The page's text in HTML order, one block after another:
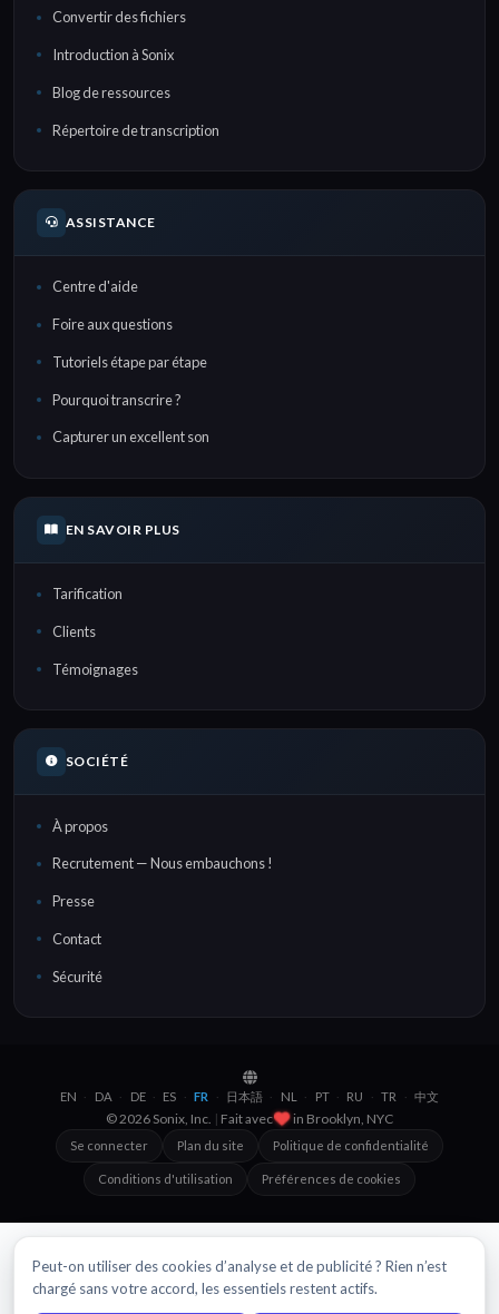
Convertir des fichiers
Introduction à Sonix
Blog de ressources
Répertoire de transcription
ASSISTANCE
Centre d'aide
Foire aux questions
Tutoriels étape par étape
Pourquoi transcrire ?
Capturer un excellent son
EN SAVOIR PLUS
Tarification
Clients
Témoignages
SOCIÉTÉ
À propos
Recrutement — Nous embauchons !
Presse
Contact
Sécurité
EN · DA · DE · ES · FR · 日本語 · NL · PT · RU · TR · 中文
© 2026 Sonix, Inc. | Fait avec in Brooklyn, NYC
Se connecter Plan du site Politique de confidentialité
Conditions d'utilisation Préférences de cookies
Peut-on utiliser des cookies d’analyse et de publicité ? Rien n’est
chargé sans votre accord, les essentiels restent actifs.